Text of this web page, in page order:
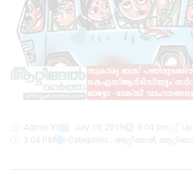
Admin YS July 10, 2019 3:04 pm
3:04 PM
Categories : ആറ്റിങ്ങൽ